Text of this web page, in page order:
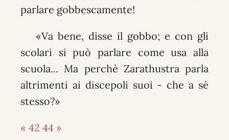
parlare gobbescamente!
«Va bene, disse il gobbo; e con gli
scolari si può parlare come usa alla
scuola... Ma perchè Zarathustra parla
altrimenti ai discepoli suoi - che a sè
stesso?»
« 42 44 »